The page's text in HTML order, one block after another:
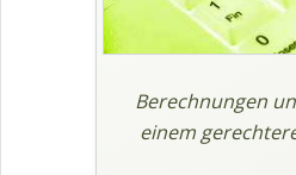
Berechnungen
einem